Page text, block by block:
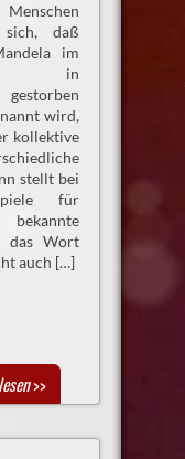
daß
im
in
gestorben
wird,
kollektive
stellt bei
für
das Wort
auch […]
>>